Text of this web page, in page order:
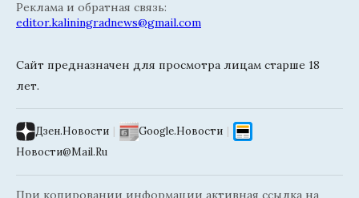
Реклама и обратная связь:
editor.kaliningradnews@gmail.com
Сайт предназначен для просмотра лицам старше 18
лет.
Дзен.Новости | Google.Новости |
Новости@Mail.Ru
При копировании информации активная ссылка на